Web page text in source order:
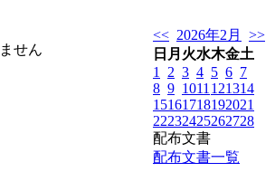
せん
<< 2026年2月
>>
日 月 火水木金土
1
2 3 4 5 6 7
8 9 1011 121314
15161718192021
22232425262728
配布文書
配布文書一覧